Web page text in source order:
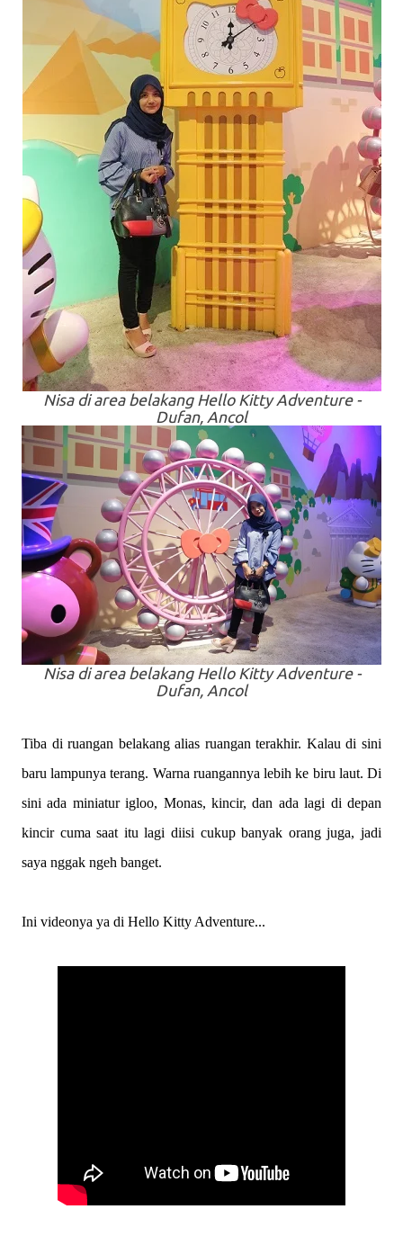
Nisa diarea belakang Hello Kitty Adventure -
Dufan, Ancol
Nisa diarea belakang Hello Kitty Adventure -
Dufan, Ancol
Tiba di ruangan belakang alias ruangan terakhir. Kalau di sini
baru lampunya terang. Warna ruangannya lebih ke biru laut. Di
sini ada miniatur igloo, Monas, kincir, dan ada lagi di depan
kincir cuma saat itu lagi diisi cukup banyak orang juga, jadi
saya nggak ngeh banget.
Ini videonya ya di Hello Kitty Adventure...